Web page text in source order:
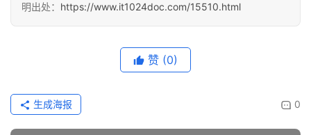
明出处： https://www.it1024doc.com/15510.html
赞 (0)
0
生成海报